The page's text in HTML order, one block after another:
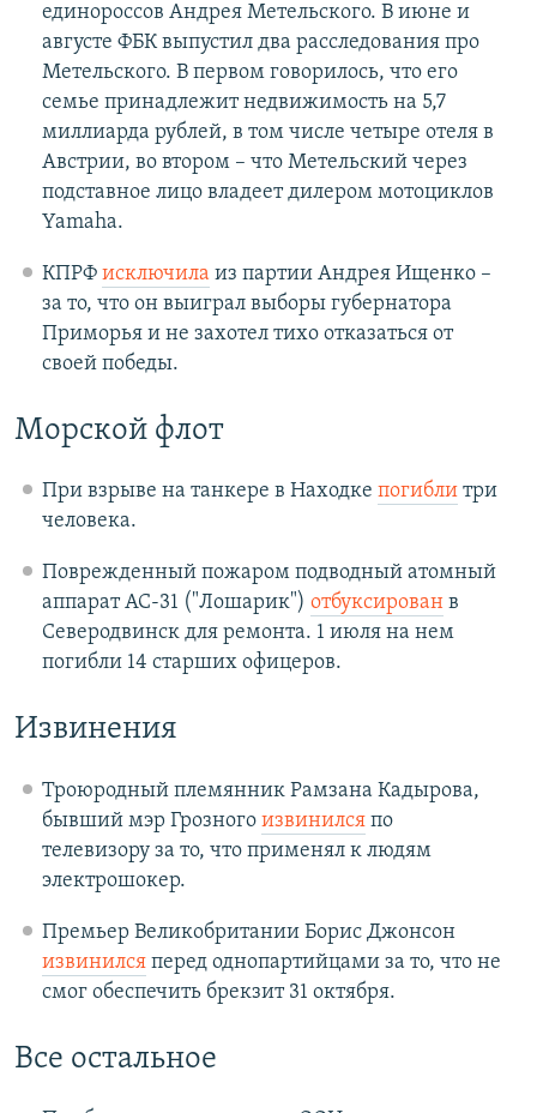
единороссов Андрея Метельского. В июне и
августе ФБК выпустил два расследования про
Метельского. В первом говорилось, что его
семье принадлежит недвижимость на 5,7
миллиарда рублей, в том числе четыре отеля в
Австрии, во втором – что Метельский через
подставное лицо владеет дилером мотоциклов
Yamaha.
КПРФ исключила из партии Андрея Ищенко –
за то, что он выиграл выборы губернатора
Приморья и не захотел тихо отказаться от
своей победы.
Морской флот
При взрыве на танкере в Находке погиблитри
человека.
Поврежденный пожаром подводный атомный
аппарат АС-31 ("Лошарик") отбуксированв
Северодвинск для ремонта. 1 июля на нем
погибли 14 старших офицеров.
Извинения
Троюродный племянник Рамзана Кадырова,
бывший мэр Грозного извинилсяпо
телевизору за то, что применял к людям
электрошокер.
Премьер Великобритании Борис Джонсон
извинилсяперед однопартийцами за то, что не
смог обеспечить брекзит 31 октября.
Все остальное